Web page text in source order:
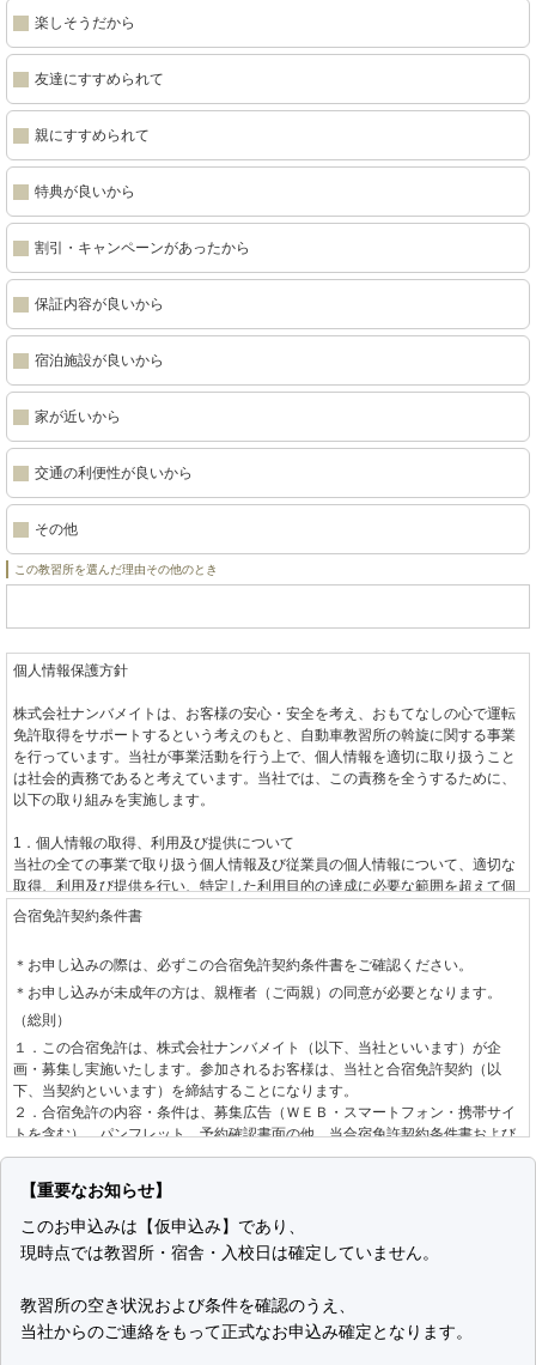
楽しそうだから
友達にすすめられて
親にすすめられて
特典が良いから
割引・キャンペーンがあったから
保証内容が良いから
宿泊施設が良いから
家が近いから
交通の利便性が良いから
その他
この教習所を選んだ理由その他のとき
個人情報保護方針
株式会社ナンバメイトは、お客様の安心・安全を考え、おもてなしの心で運転
免許取得をサポートするという考えのもと、自動車教習所の斡旋に関する事業
を行っています。当社が事業活動を行う上で、個人情報を適切に取り扱うこと
は社会的責務であると考えています。当社では、この責務を全うするために、
以下の取り組みを実施します。
1．個人情報の取得、利用及び提供について
当社の全ての事業で取り扱う個人情報及び従業員の個人情報について、適切な
取得、利用及び提供を行い、特定した利用目的の達成に必要な範囲を超えて個
人情報を取り扱うことはありません。利用目的を超えて個人情報の取り扱いを
2．個人情報に関する法令や指針、規範について
個人情報に関する法令・国が定める指針その他の規範を守ります。
3．個人情報の安全管理について
個人情報への不正アクセスや、個人情報の漏えい、紛失、破壊、改ざん等に対
して、合理的な防止並びに是正措置を行います。
4．個人情報に関する苦情及び相談について
5．個人情報保護の取り組み（個人情報保護マネジメントシステム）について
す。
制定日 2001年6月1日
株式会社ナンバメイト
代表取締役 時野 学
合宿免許契約条件書
＊お申し込みの際は、必ずこの合宿免許契約条件書をご確認ください。
＊お申し込みが未成年の方は、親権者（ご両親）の同意が必要となります。
（総則）
１．この合宿免許は、株式会社ナンバメイト（以下、当社といいます）が企
画・募集し実施いたします。参加されるお客様は、当社と合宿免許契約（以
下、当契約といいます）を締結することになります。
２．合宿免許の内容・条件は、募集広告（ＷＥＢ・スマートフォン・携帯サイ
トを含む）、パンフレット、予約確認書面の他、当合宿免許契約条件書および
標準旅行業約款募集企画旅行契約の部によります。
（お申し込みとご契約の成立）
の希望を承り、道路交通法、自動車教習所個別規約、空席状況を確認し、当社
が手配を承諾する旨をお客様へ回答した後、お客様からお申し込みをいただき
ただきます。
２．お申し込み後、当社が指定する期日までにお客様が申込金または教習料金
全額をお支払いいただいた場合に当契約の成立として取り扱います。「お客様
【重要なお知らせ】
このお申込みは【仮申込み】であり、
現時点では教習所・宿舎・入校日は確定していません。
教習所の空き状況および条件を確認のうえ、
当社からのご連絡をもって正式なお申込み確定となります。